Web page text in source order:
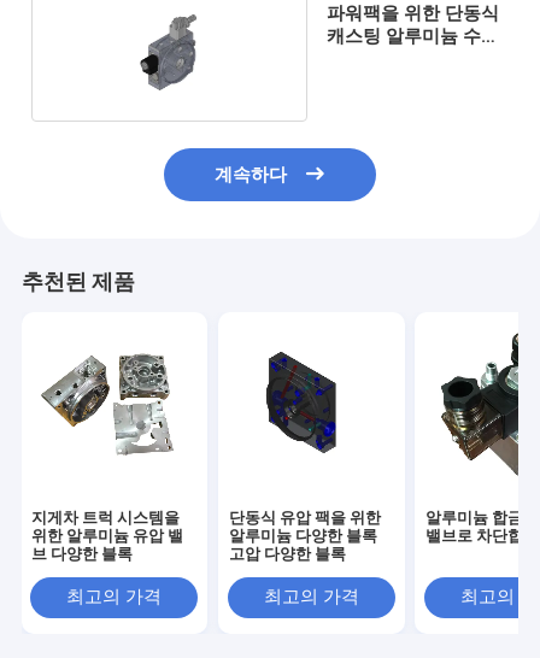
파워팩을 위한 단동식
캐스팅 알루미늄 수력
계속하다
추천된 제품
지게차 트럭 시스템을
위한 알루미늄 유압 밸
브 다양한 블록
최고의 가격
단동식 유압 팩을 위한
알루미늄 다양한 블록
고압 다양한 블록
최고의 가격
알루미늄 합금
밸브로 차단합
최고의